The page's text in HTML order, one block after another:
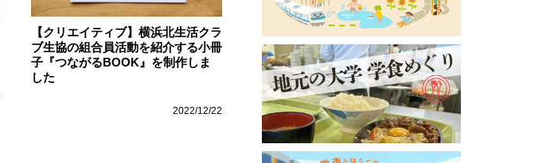
【クリエイティブ】横浜北生活クラ
ブ生協の組合員活動を紹介する小冊
子『つながるBOOK』を制作しま
した
2022/12/22